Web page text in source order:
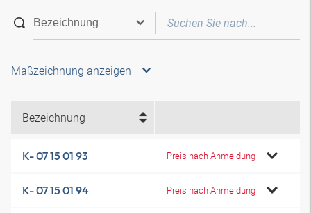
Maßzeichnung anzeigen
Bezeichnung
K- 07 15 01 93 Preis nach Anmeldung
K- 07 15 01 94 Preis nach Anmeldung